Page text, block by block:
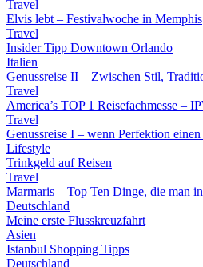
Travel
Elvis lebt – Festivalwoche in Memphis
Travel
Insider Tipp Downtown Orlando
Italien
Genussreise II – Zwischen Stil,
Travel
America’s TOP 1 Reisefachmesse –
Travel
Genussreise I – wenn Perfektion
Lifestyle
Trinkgeld auf Reisen
Travel
Marmaris – Top Ten Dinge, die man
Deutschland
Meine erste Flusskreuzfahrt
Asien
Istanbul Shopping Tipps
Deutschland